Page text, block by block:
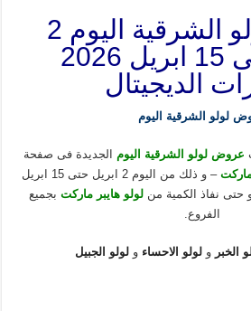
عروض لولو الشرقية اليوم 2
ابريل حتى 15 ابريل 2026
الديجيتال
لولو الشرقية اليوم
عروض لولو الشرقية اليوم الجديدة فى صفحة
– و ذلك من اليوم 2 ابريل حتى 15 ابريل
لولو هايبر ماركت بجميع
الفروع.
الخبر و لولو الاحساء ولولو الجبيل